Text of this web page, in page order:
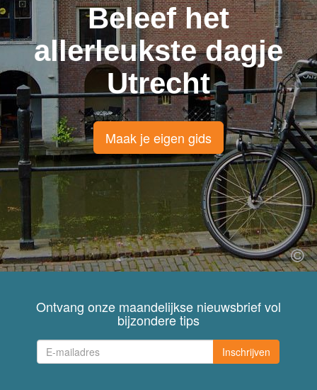
Beleef het
allerleukste dagje
Utrecht
Maak je eigen gids
Ontvang onze maandelijkse nieuwsbrief vol
bijzondere tips
Inschrijven